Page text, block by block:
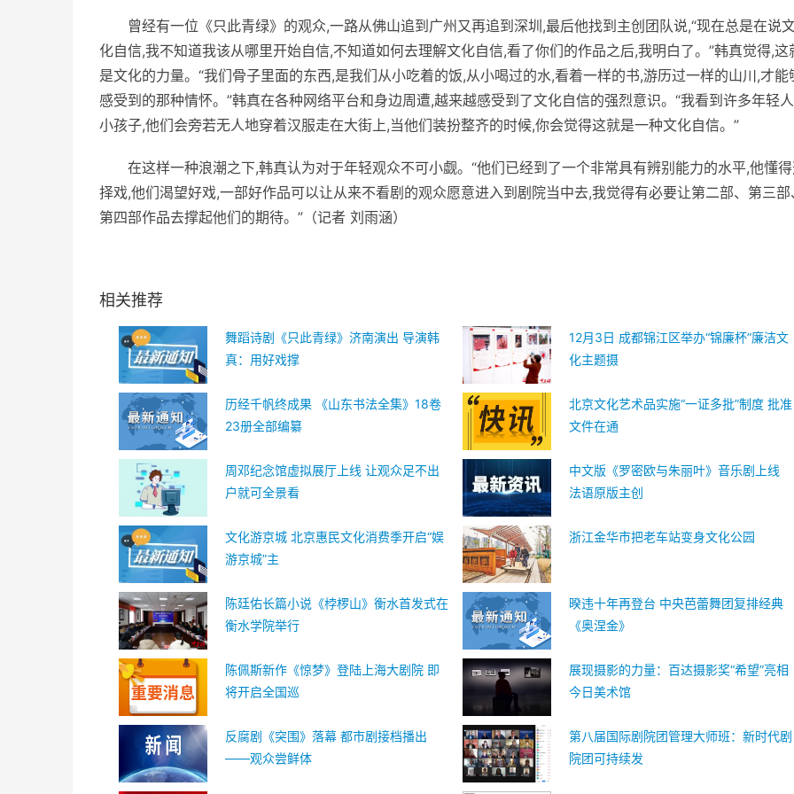
曾经有一位《只此青绿》的观众,一路从佛山追到广州又再追到深圳,最后他找到主创团队说,“现在总是在说
化自信,我不知道我该从哪里开始自信,不知道如何去理解文化自信,看了你们的作品之后,我明白了。”韩真觉得,这
是文化的力量。“我们骨子里面的东西,是我们从小吃着的饭,从小喝过的水,看着一样的书,游历过一样的山川,才能
感受到的那种情怀。”韩真在各种网络平台和身边周遭,越来越感受到了文化自信的强烈意识。“我看到许多年轻
小孩子,他们会旁若无人地穿着汉服走在大街上,当他们装扮整齐的时候,你会觉得这就是一种文化自信。”
在这样一种浪潮之下,韩真认为对于年轻观众不可小觑。“他们已经到了一个非常具有辨别能力的水平,他懂
择戏,他们渴望好戏,一部好作品可以让从来不看剧的观众愿意进入到剧院当中去,我觉得有必要让第二部、第三部
第四部作品去撑起他们的期待。”（记者 刘雨涵）
相关推荐
舞蹈诗剧《只此青绿》济南演出 导演韩
真：用好戏撑
12月3日 成都锦江区举办“锦廉杯”廉洁文
化主题摄
历经千帆终成果 《山东书法全集》18卷
23册全部编纂
北京文化艺术品实施“一证多批”制度 批准
文件在通
周邓纪念馆虚拟展厅上线 让观众足不出
户就可全景看
中文版《罗密欧与朱丽叶》音乐剧上线
法语原版主创
文化游京城 北京惠民文化消费季开启“娱
游京城”主
浙江金华市把老车站变身文化公园
陈廷佑长篇小说《桲椤山》衡水首发式在
衡水学院举行
暌违十年再登台 中央芭蕾舞团复排经典
《奥涅金》
陈佩斯新作《惊梦》登陆上海大剧院 即
将开启全国巡
展现摄影的力量：百达摄影奖“希望”亮相
今日美术馆
反腐剧《突围》落幕 都市剧接档播出
——观众尝鲜体
第八届国际剧院团管理大师班：新时代剧
院团可持续发